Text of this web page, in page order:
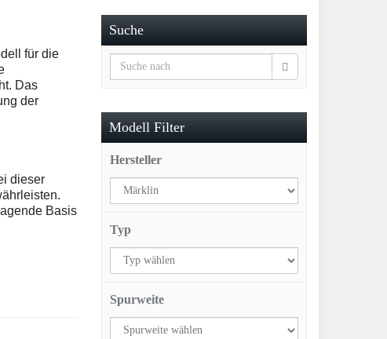
für die
Das
der
dieser
Basis
Suche
Modell Filter
Hersteller
Typ
Spurweite